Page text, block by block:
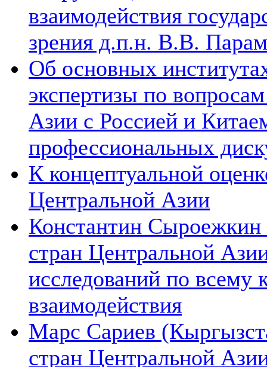
взаимодействия
зрения д.п.н. В.В.
Об основных
экспертизы по
Азии с Россией и
профессиональных
К концептуальной
Центральной Азии
Константин Сыроежкин
стран Центральной
исследований по всему
взаимодействия
Марс Сариев
стран Центральной